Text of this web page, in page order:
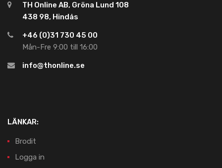
TH Online AB, Gröna Lund 108
438 98, Hindås
+46 (0)31 730 45 00
Mån-Fre 9:00 till 16:00
info@thonline.se
LÄNKAR:
Brodit
Logga in